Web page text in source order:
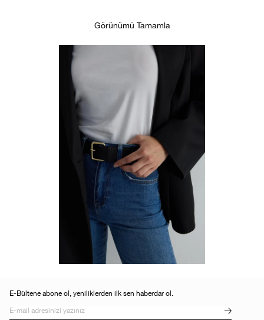
Görünümü Tamamla
E-Bültene abone ol, yeniliklerden ilk sen haberdar ol.